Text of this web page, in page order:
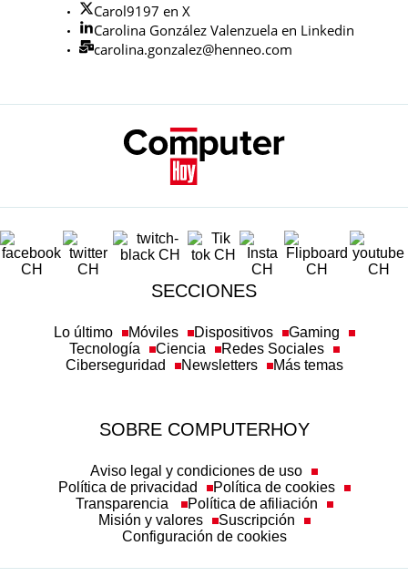
Carol9197 en X
Carolina González Valenzuela en Linkedin
carolina.gonzalez@henneo.com
SECCIONES
Lo último Móviles Dispositivos
Gaming
Tecnología
Ciencia
Redes Sociales
Ciberseguridad
Newsletters Más temas
SOBRE COMPUTERHOY
Aviso legal y condiciones de uso
Política de privacidad
Política de cookies
Transparencia
Política de afiliación
Misión y valores
Suscripción
Configuración de cookies